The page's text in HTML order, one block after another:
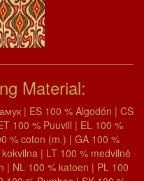
Material:
| ES 100 % Algodón | CS
100 % Puuvill | EL 100 %
% coton (m.) | GA 100 %
| LT 100 % medvilnė
| NL 100 % katoen | PL 100